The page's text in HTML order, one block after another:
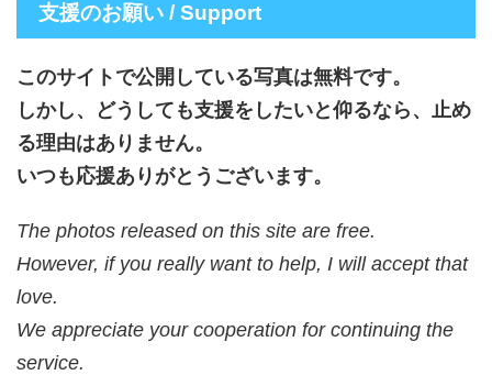
支援のお願い / Support
このサイトで公開している写真は無料です。
しかし、どうしても支援をしたいと仰るなら、止め
る理由はありません。
いつも応援ありがとうございます。
The photos released on this site are free.
However, if you really want to help, I will accept that
love.
We appreciate your cooperation for continuing the
service.